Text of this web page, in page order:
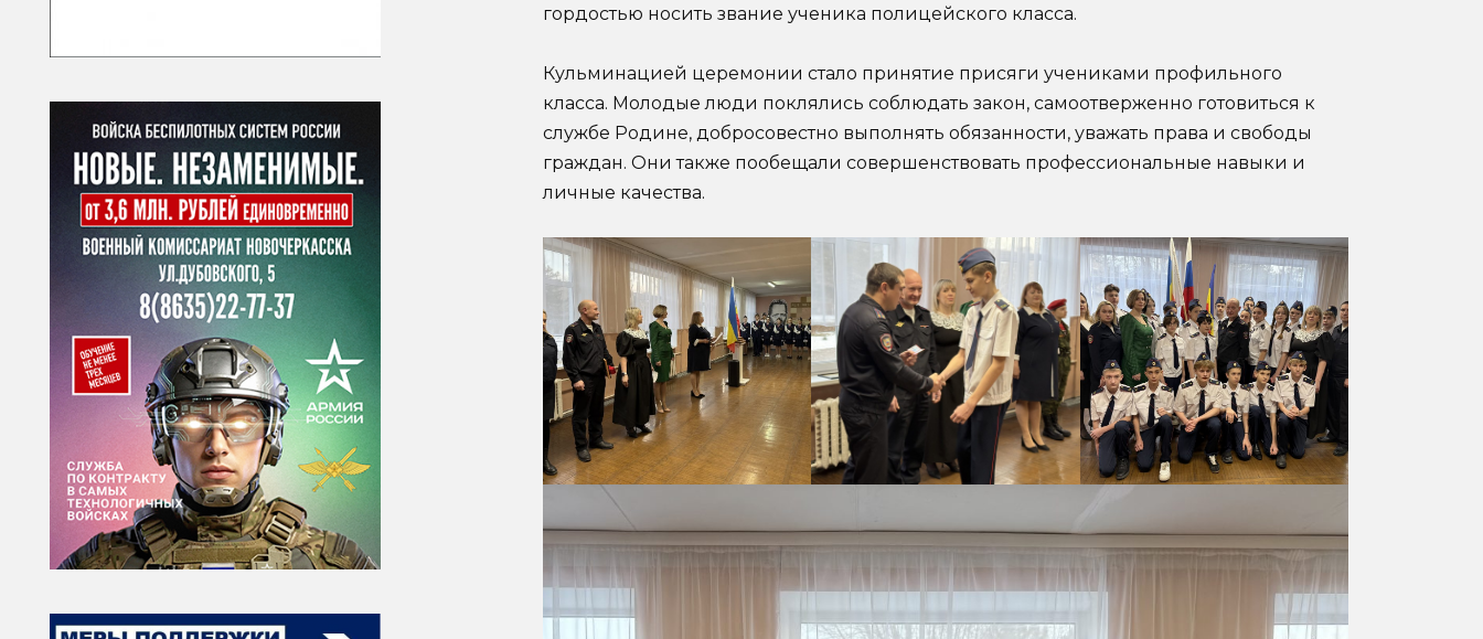
гордостью носить звание ученика полицейского класса.
Кульминацией церемонии стало принятие присяги учениками профильного
класса. Молодые люди поклялись соблюдать закон, самоотверженно готовиться к
службе Родине, добросовестно выполнять обязанности, уважать права и свободы
граждан. Они также пообещали совершенствовать профессиональные навыки и
личные качества.